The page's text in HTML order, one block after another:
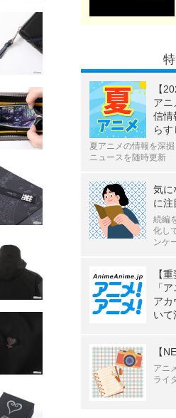
【
アニ
信情
らす
夏アニメの情報を深
ニュースを随時更新
気に
に注
続編
化し
ンケ
【
「
アカ
いて
【
アニ
ライ